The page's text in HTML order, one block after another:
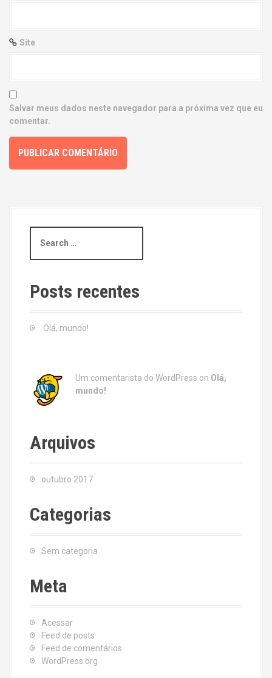
Site
Salvar meus dados neste navegador para a próxima vez que eu
comentar.
a
c
h
Posts recentes
Olá, mundo!
Um comentarista do WordPress on Olá,
mundo!
Arquivos
outubro 2017
Categorias
Sem categoria
Meta
Acessar
Feed de posts
Feed de comentários
WordPress.org